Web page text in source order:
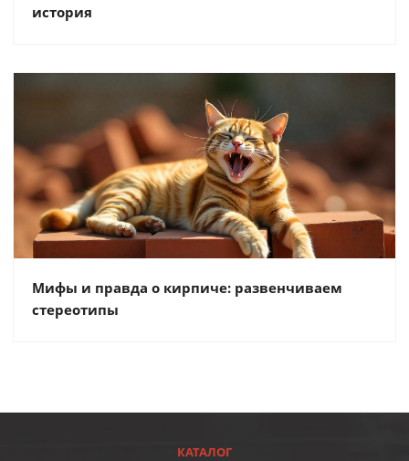
история
Мифы и правда о кирпиче: развенчиваем
стереотипы
КАТАЛОГ